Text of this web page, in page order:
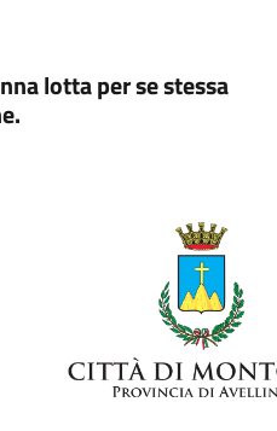
lotta per se stessa